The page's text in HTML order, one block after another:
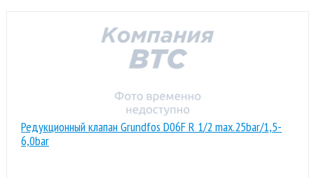
Редукционный клапан Grundfos D06F R 1/2 max.25bar/1,5-
6,0bar